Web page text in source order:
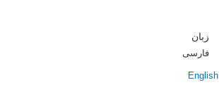
زبان
فارسی
English